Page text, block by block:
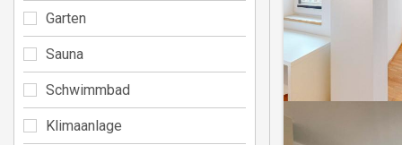
Garten
Sauna
Schwimmbad
Klimaanlage